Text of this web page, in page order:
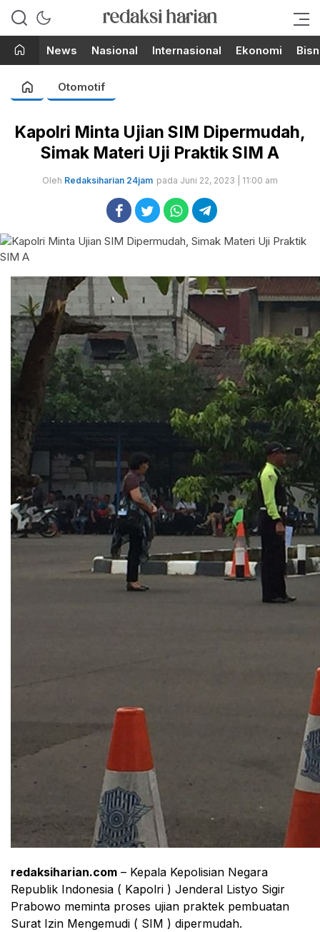
RedaksiHarian.com
Berita Terupdate dari Redaksi
News Nasional Internasional Ekonomi
Otomotif
Kapolri Minta Ujian SIM Dipermudah,
Simak Materi Uji Praktik SIM A
Oleh Redaksiharian 24jam pada Juni 22, 2023 | 11:00 am
redaksiharian.com – Kepala Kepolisian Negara
Republik Indonesia ( Kapolri ) Jenderal Listyo Sigir
Prabowo meminta proses ujian praktek pembuatan
Surat Izin Mengemudi ( SIM ) dipermudah.